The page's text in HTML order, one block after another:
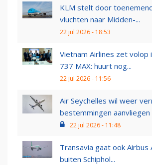
KLM stelt door
vluchten naar Midden-...
22 jul 2026 - 18:53
Vietnam Airlines zet volop
737 MAX: huurt nog...
22 jul 2026 - 11:56
Air Seychelles wil weer
bestemmingen aanvliegen
22 jul 2026 - 11:48
Transavia gaat ook Airbus
buiten Schiphol...